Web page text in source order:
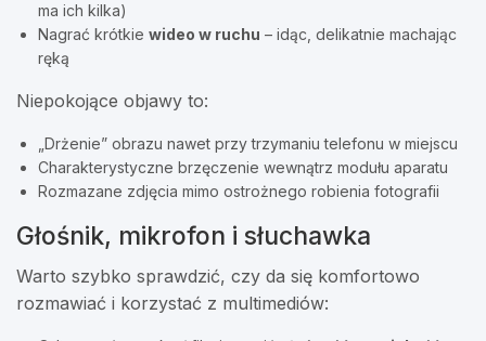
ma ich kilka)
Nagrać krótkie wideo w ruchu – idąc, delikatnie machając
ręką
Niepokojące objawy to:
„Drżenie” obrazu nawet przy trzymaniu telefonu w miejscu
Charakterystyczne brzęczenie wewnątrz modułu aparatu
Rozmazane zdjęcia mimo ostrożnego robienia fotografii
Głośnik, mikrofon i słuchawka
Warto szybko sprawdzić, czy da się komfortowo
rozmawiać i korzystać z multimediów: